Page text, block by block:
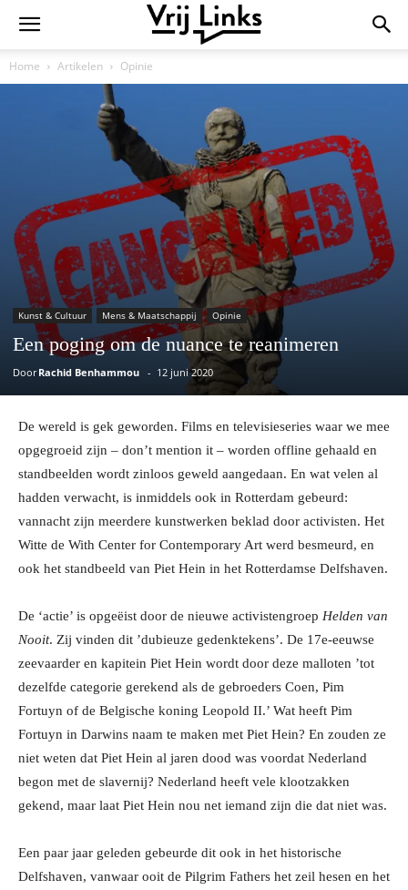
Home Artikelen Opinie
Kunst & Cultuur Mens & Maatschappij Opinie
Een poging om de nuance te reanimeren
Door Rachid Benhammou - 12 juni 2020
De wereld is gek geworden. Films en televisieseries waar we mee
opgegroeid zijn – don’t mention it – worden offline gehaald en
standbeelden wordt zinloos geweld aangedaan. En wat velen al
hadden verwacht, is inmiddels ook in Rotterdam gebeurd:
vannacht zijn meerdere kunstwerken beklad door activisten. Het
Witte de With Center for Contemporary Art werd besmeurd, en
ook het standbeeld van Piet Hein in het Rotterdamse Delfshaven.
De ‘actie’ is opgeëist door de nieuwe activistengroep Helden van
Nooit. Zij vinden dit ’dubieuze gedenktekens’. De 17e-eeuwse
zeevaarder en kapitein Piet Hein wordt door deze malloten ’tot
dezelfde categorie gerekend als de gebroeders Coen, Pim
Fortuyn of de Belgische koning Leopold II.’ Wat heeft Pim
Fortuyn in Darwins naam te maken met Piet Hein? En zouden ze
niet weten dat Piet Hein al jaren dood was voordat Nederland
begon met de slavernij? Nederland heeft vele klootzakken
gekend, maar laat Piet Hein nou net iemand zijn die dat niet was.
Een paar jaar geleden gebeurde dit ook in het historische
Delfshaven, vanwaar ooit de Pilgrim Fathers het zeil hesen en het